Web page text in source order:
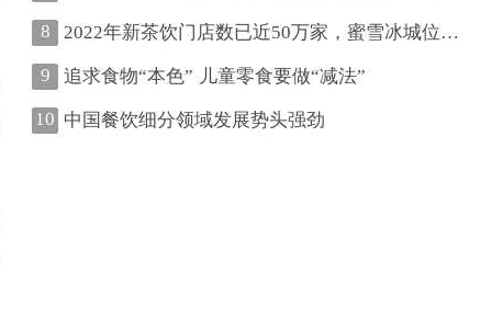
8 2022年新茶饮门店数已近50万家，蜜雪冰城位居第一、古茗第二
9 追求食物“本色” 儿童零食要做“减法”
10 中国餐饮细分领域发展势头强劲